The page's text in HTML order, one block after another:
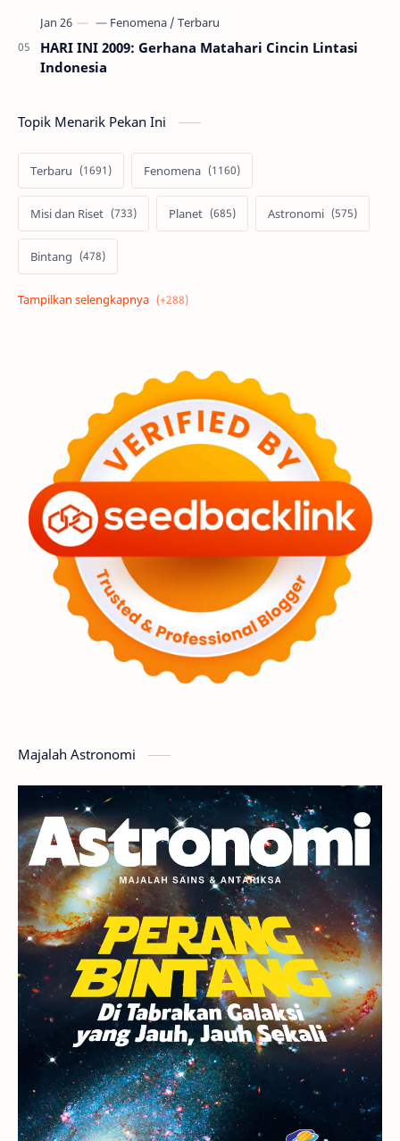
HARI INI 2009: Gerhana Matahari Cincin Lintasi
Indonesia
Topik Menarik Pekan Ini
Terbaru Fenomena
Misi dan Riset Planet Astronomi
Bintang
Alam semesta Galaksi
Tata Surya Hype
Asteroid Observasi
Premium Komet Bulan
Penelitian Serba-serbi Satelit
Luar Angkasa Video Aurora
Supernova Nebula Sponsored
Mars Planet Katai
GMT 2016
Planet Kerdil Bumi Pengetahuan
Berita Hujan Meteor Satelit Alami
Rasi Bintang Teleskop Saturnus
GBT 2018 UFO Advertorial
Astrofotografi
Stasiun Luar Angkasa Internasional
Gugus Bintang Menarik Dibaca
Venus Pluto Galaksi Kerdil
Majalah Astronomi